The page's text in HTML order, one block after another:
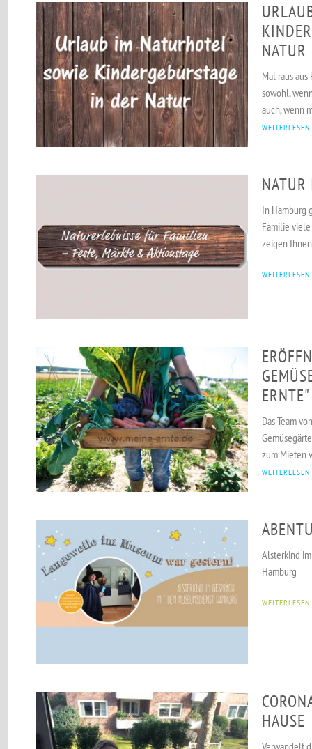
NATUR
Mal raus
sowohl,
auch, wenn
WEITERLESEN
In Hamburg
Familie
zeigen
WEITERLESEN
ERNTE"
Das Team
zum Mieten
WEITERLESEN
Alsterkind
Hamburg
WEITERLESEN
HAUSE
Verwandelt